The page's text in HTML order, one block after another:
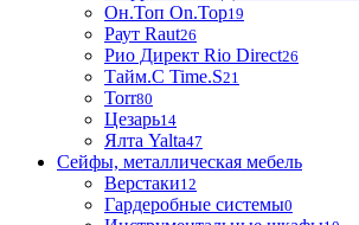
Он.Топ On.Top19
Раут Raut26
Рио Директ Rio Direct26
Тайм.С Time.S21
Torr80
Цезарь14
Ялта Yalta47
Сейфы, металлическая мебель
Верстаки12
Гардеробные системы0